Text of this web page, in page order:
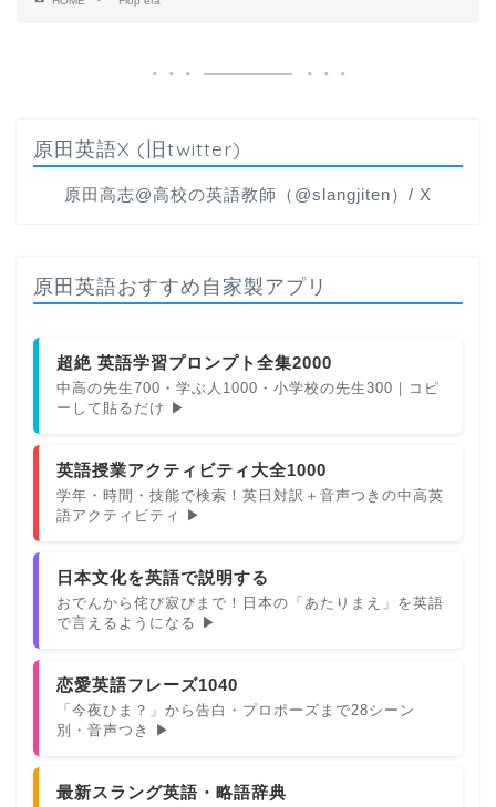
原田英語X (旧twitter)
原田高志@高校の英語教師（@slangjiten）/ X
原田英語おすすめ自家製アプリ
超絶 英語学習プロンプト全集2000
中高の先生700・学ぶ人1000・小学校の先生300｜コピ
ーして貼るだけ ▶
英語授業アクティビティ大全1000
学年・時間・技能で検索！英日対訳＋音声つきの中高英
語アクティビティ ▶
日本文化を英語で説明する
おでんから侘び寂びまで！日本の「あたりまえ」を英語
で言えるようになる ▶
恋愛英語フレーズ1040
「今夜ひま？」から告白・プロポーズまで28シーン
別・音声つき ▶
最新スラング英語・略語辞典